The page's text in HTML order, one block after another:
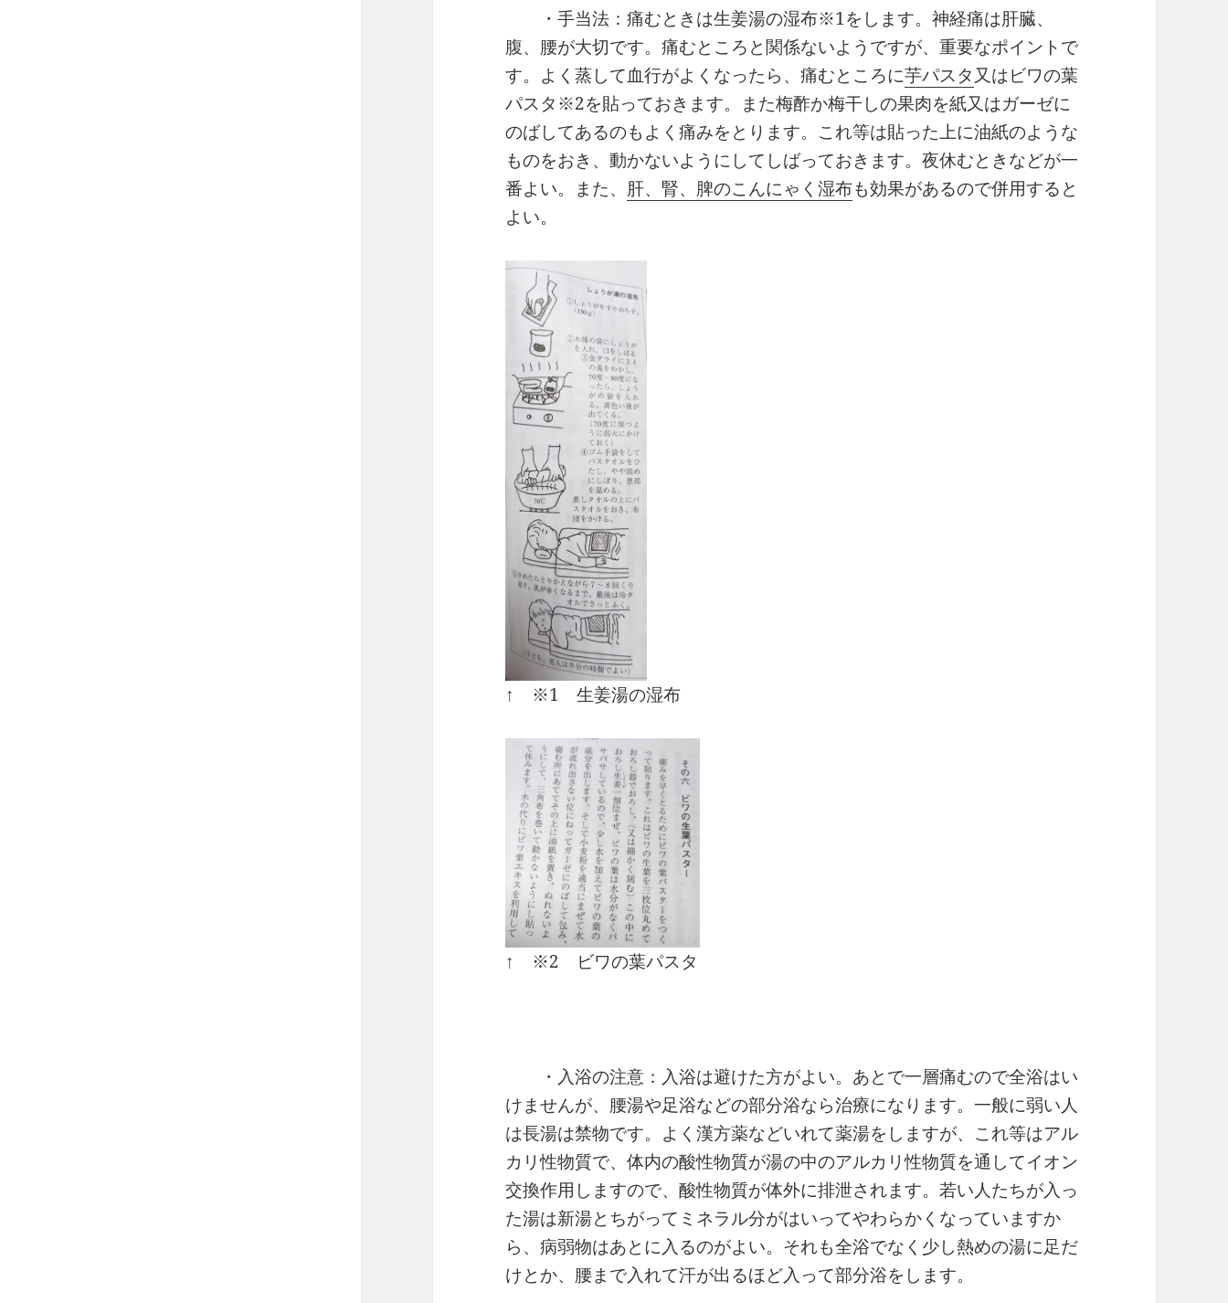
・手当法：痛むときは生姜湯の湿布※1をします。神経痛は肝臓、
腹、腰が大切です。痛むところと関係ないようですが、重要なポイントで
す。よく蒸して血行がよくなったら、痛むところに芋パスタ又はビワの葉
パスタ※2を貼っておきます。また梅酢か梅干しの果肉を紙又はガーゼに
のばしてあるのもよく痛みをとります。これ等は貼った上に油紙のような
ものをおき、動かないようにしてしばっておきます。夜休むときなどが一
番よい。また、 肝、腎、脾のこんにゃく湿布も効果があるので併用すると
よい。
↑ ※1 生姜湯の湿布
↑ ※2 ビワの葉パスタ
・入浴の注意：入浴は避けた方がよい。あとで一層痛むので全浴はい
けませんが、腰湯や足浴などの部分浴なら治療になります。一般に弱い人
は長湯は禁物です。よく漢方薬などいれて薬湯をしますが、これ等はアル
カリ性物質で、体内の酸性物質が湯の中のアルカリ性物質を通してイオン
交換作用しますので、酸性物質が体外に排泄されます。若い人たちが入っ
た湯は新湯とちがってミネラル分がはいってやわらかくなっていますか
ら、病弱物はあとに入るのがよい。それも全浴でなく少し熱めの湯に足だ
けとか、腰まで入れて汗が出るほど入って部分浴をします。